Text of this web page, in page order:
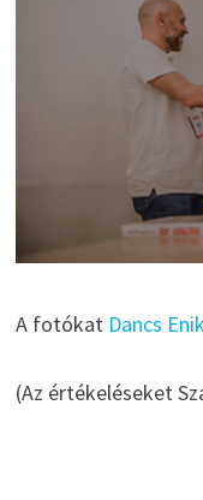
A fotókat Dancs
(Az értékeléseket